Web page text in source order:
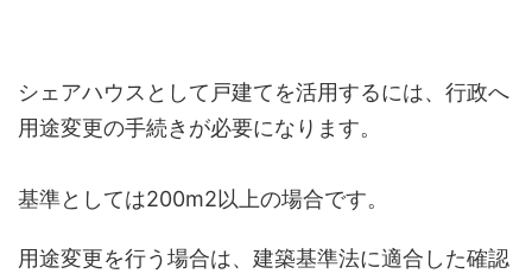
シェアハウスとして戸建てを活用するには、行政へ
用途変更の手続きが必要になります。
基準としては200m2以上の場合です。
用途変更を行う場合は、建築基準法に適合した確認